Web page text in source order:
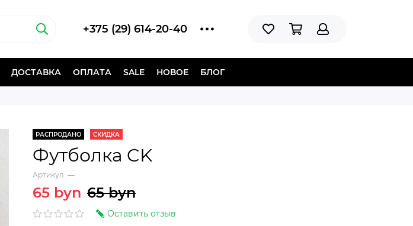
+375 (29) 614-20-40
ДОСТАВКА ОПЛАТА SALE НОВОЕ БЛОГ
РАСПРОДАНО СКИДКА
Футболка CK
Артикул: —
65 byn 65 byn
Оставить отзыв